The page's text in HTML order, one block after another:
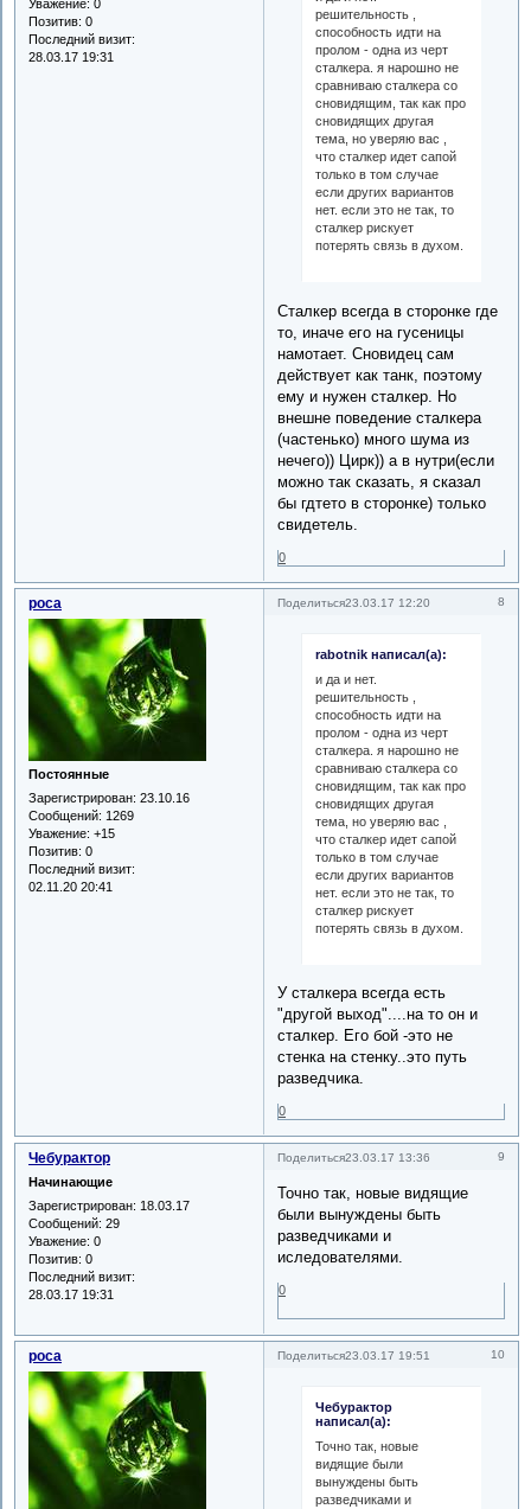
Уважение: 0
Позитив: 0
Последний визит:
28.03.17 19:31
решительность ,
способность идти на
пролом - одна из черт
сталкера. я нарошно не
сравниваю сталкера со
сновидящим, так как про
сновидящих другая
тема, но уверяю вас ,
что сталкер идет сапой
только в том случае
если других вариантов
нет. если это не так, то
сталкер рискует
потерять связь в духом.
Сталкер всегда в сторонке где
то, иначе его на гусеницы
намотает. Сновидец сам
действует как танк, поэтому
ему и нужен сталкер. Но
внешне поведение сталкера
(частенько) много шума из
нечего)) Цирк)) а в нутри(если
можно так сказать, я сказал
бы гдтето в сторонке) только
свидетель.
0
Поделиться 8
23.03.17 12:20
роса
Постоянные
Зарегистрирован: 23.10.16
Сообщений: 1269
Уважение: +15
Позитив: 0
Последний визит:
02.11.20 20:41
rabotnik написал(а):
и да и нет.
решительность ,
способность идти на
пролом - одна из черт
сталкера. я нарошно не
сравниваю сталкера со
сновидящим, так как про
сновидящих другая
тема, но уверяю вас ,
что сталкер идет сапой
только в том случае
если других вариантов
нет. если это не так, то
сталкер рискует
потерять связь в духом.
У сталкера всегда есть
"другой выход"....на то он и
сталкер. Его бой -это не
стенка на стенку..это путь
разведчика.
0
Поделиться 9
23.03.17 13:36
Чебурактор
Начинающие
Зарегистрирован: 18.03.17
Сообщений: 29
Уважение: 0
Позитив: 0
Последний визит:
28.03.17 19:31
Точно так, новые видящие
были вынуждены быть
разведчиками и
иследователями.
0
Поделиться 10
23.03.17 19:51
роса
Чебурактор
написал(а):
Точно так, новые
видящие были
вынуждены быть
разведчиками и